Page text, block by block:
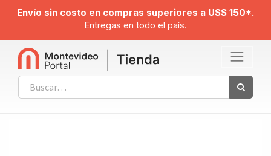
Envío sin costo en compras superiores a U$S 150*.
Entregas en todo el país.